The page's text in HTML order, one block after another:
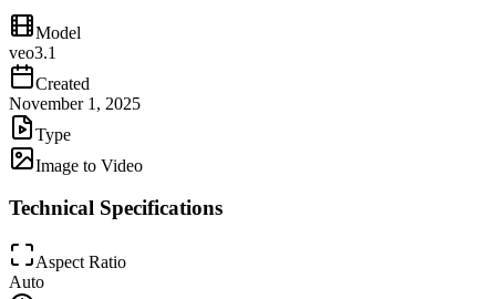
Model
veo3.1
Created
November 1, 2025
Type
Image to Video
Technical Specifications
Aspect Ratio
Auto